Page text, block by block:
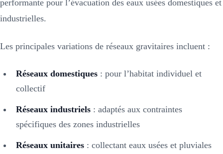
performante pour l’évacuation des eaux usées domestiques et
industrielles.
Les principales variations de réseaux gravitaires incluent :
Réseaux domestiques : pour l’habitat individuel et
collectif
Réseaux industriels : adaptés aux contraintes
spécifiques des zones industrielles
Réseaux unitaires : collectant eaux usées et pluviales